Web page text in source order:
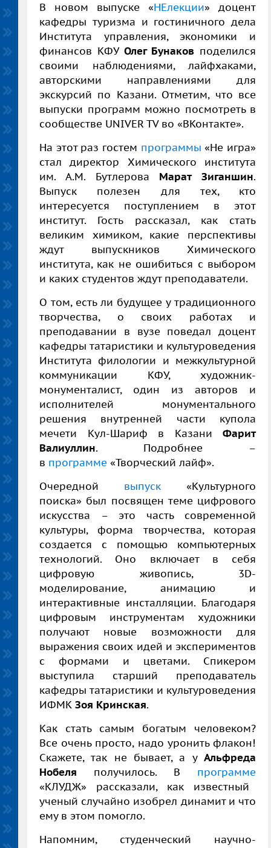
В новом выпуске «НЕлекции» доцент
кафедры туризма и гостиничного дела
Института управления, экономики и
финансов КФУ Олег Бунаков поделился
своими наблюдениями, лайфхаками,
авторскими направлениями для
экскурсий по Казани. Отметим, что все
выпуски программ можно посмотреть в
сообществе UNIVER TV во «ВКонтакте».
На этот раз гостем программы «Не игра»
стал директор Химического института
им. А.М. Бутлерова Марат Зиганшин.
Выпуск полезен для тех, кто
интересуется поступлением в этот
институт. Гость рассказал, как стать
великим химиком, какие перспективы
ждут выпускников Химического
института, как не ошибиться с выбором
и каких студентов ждут преподаватели.
О том, есть ли будущее у традиционного
творчества, о своих работах и
преподавании в вузе поведал доцент
кафедры татаристики и культуроведения
Института филологии и межкультурной
коммуникации КФУ, художник-
монументалист, один из авторов и
исполнителей монументального
решения внутренней части купола
мечети Кул-Шариф в Казани Фарит
Валиуллин. Подробнее –
в программе «Творческий лайф».
Очередной выпуск «Культурного
поиска» был посвящен теме цифрового
искусства – это часть современной
культуры, форма творчества, которая
создается с помощью компьютерных
технологий. Оно включает в себя
цифровую живопись, 3D-
моделирование, анимацию и
интерактивные инсталляции. Благодаря
цифровым инструментам художники
получают новые возможности для
выражения своих идей и экспериментов
с формами и цветами. Спикером
выступила старший преподаватель
кафедры татаристики и культуроведения
ИФМК Зоя Кринская.
Как стать самым богатым человеком?
Все очень просто, надо уронить флакон!
Скажете, так не бывает, а у Альфреда
Нобеля получилось. В программе
«КЛУДЖ» рассказали, как известный
ученый случайно изобрел динамит и что
ему в этом помогло.
Напомним, студенческий научно-